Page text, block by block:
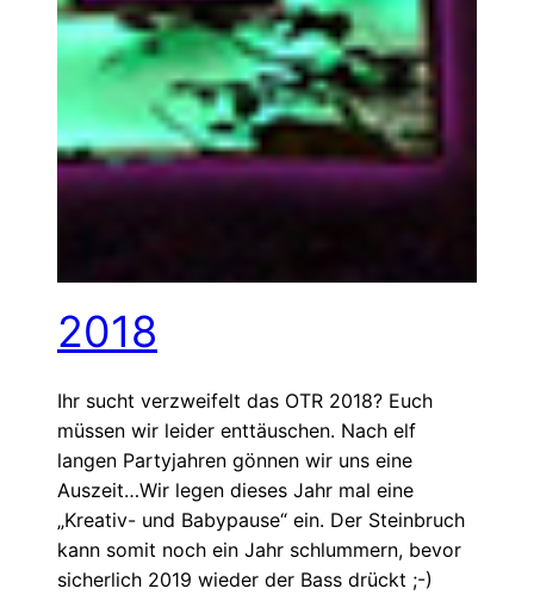
2018
Ihr sucht verzweifelt das OTR 2018? Euch
müssen wir leider enttäuschen. Nach elf
langen Partyjahren gönnen wir uns eine
Auszeit…Wir legen dieses Jahr mal eine
„Kreativ- und Babypause“ ein. Der Steinbruch
kann somit noch ein Jahr schlummern, bevor
sicherlich 2019 wieder der Bass drückt ;-)